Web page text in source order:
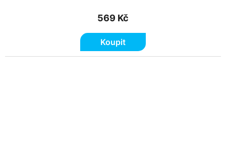
569 Kč
Koupit